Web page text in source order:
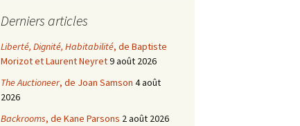
Derniers articles
Liberté, Dignité, Habitabilité, de Baptiste
Morizot et Laurent Neyret9 août 2026
The Auctioneer, de Joan Samson 4 août
2026
Backrooms, de Kane Parsons 2 août 2026